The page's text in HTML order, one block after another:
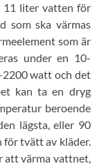
11 liter vatten för
som ska värmas
som är
under en 10-
watt och det
kan ta en dryg
beroende
lägsta, eller 90
för tvätt av kläder.
att värma vattnet,